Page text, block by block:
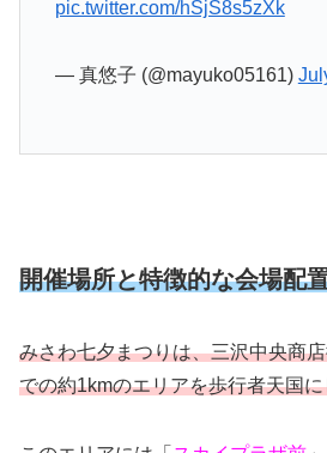
pic.twitter.com/hSjS8s5zXk
— 真悠子 (@mayuko05161)
開催場所と特徴的な会場配
みさわ七夕まつりは、三沢中央商
での約1kmのエリアを歩行者天国